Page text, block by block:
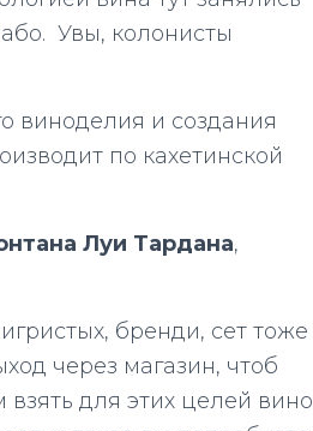
Увы, колонисты
виноделия и создания
по кахетинской
Луи Тардана,
бренди, сет тоже
через магазин, чтоб
для этих целей вино